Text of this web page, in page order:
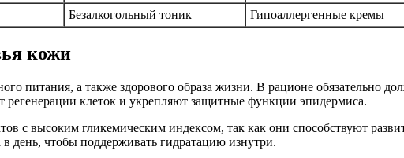
Безалкогольный тоник Гипоаллергенные кремы
кожи
питания, а также здорового образа жизни. В рационе обязательно
клеток и укрепляют защитные функции эпидермиса.
с высоким гликемическим индексом, так как они способствуют
день, чтобы поддерживать гидратацию изнутри.